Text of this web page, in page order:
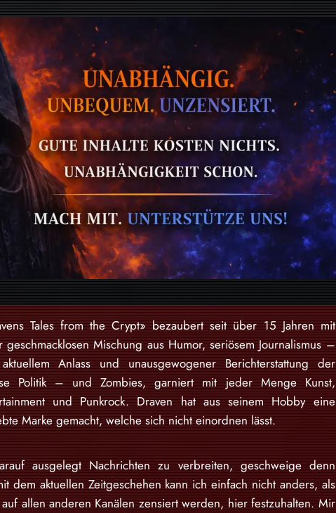
Tales from the Crypt» bezaubert seit über 15 Jahren mit
geschmacklosen Mischung aus Humor, seriösem Journalismus –
Anlass und unausgewogener Berichterstattung der
Politik – und Zombies, garniert mit jeder Menge Kunst,
und Punkrock. Draven hat aus seinem Hobby eine
Marke gemacht, welche sich nicht einordnen lässt.
ausgelegt Nachrichten zu verbreiten, geschweige denn
dem aktuellen Zeitgeschehen kann ich einfach nicht anders, als
allen anderen Kanälen zensiert werden, hier festzuhalten. Mir